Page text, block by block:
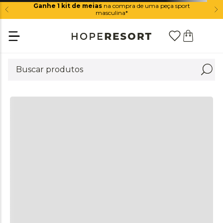
Ganhe 1 kit de meiasna compra de uma peça sport
masculina*
COMPOSIÇÃO +
+